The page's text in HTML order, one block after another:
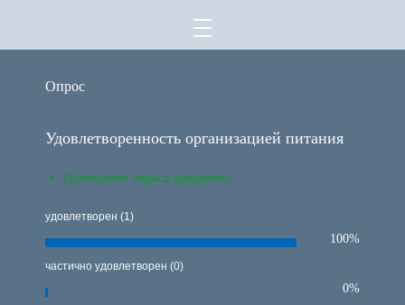
Опрос
Удовлетворенность организацией питания
Проведение опроса завершено
удовлетворен (1)
100%
частично удовлетворен (0)
0%